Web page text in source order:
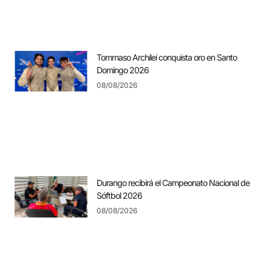
Tommaso Archilei conquista oro en Santo
Domingo 2026
08/08/2026
Durango recibirá el Campeonato Nacional de
Sóftbol 2026
08/08/2026